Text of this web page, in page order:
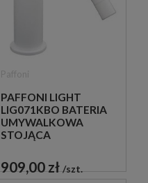
PAFFONI LIGHT
LIG071KBO BATERIA
UMYWALKOWA
STOJĄCA
BIAŁA
909,00 zł szt.